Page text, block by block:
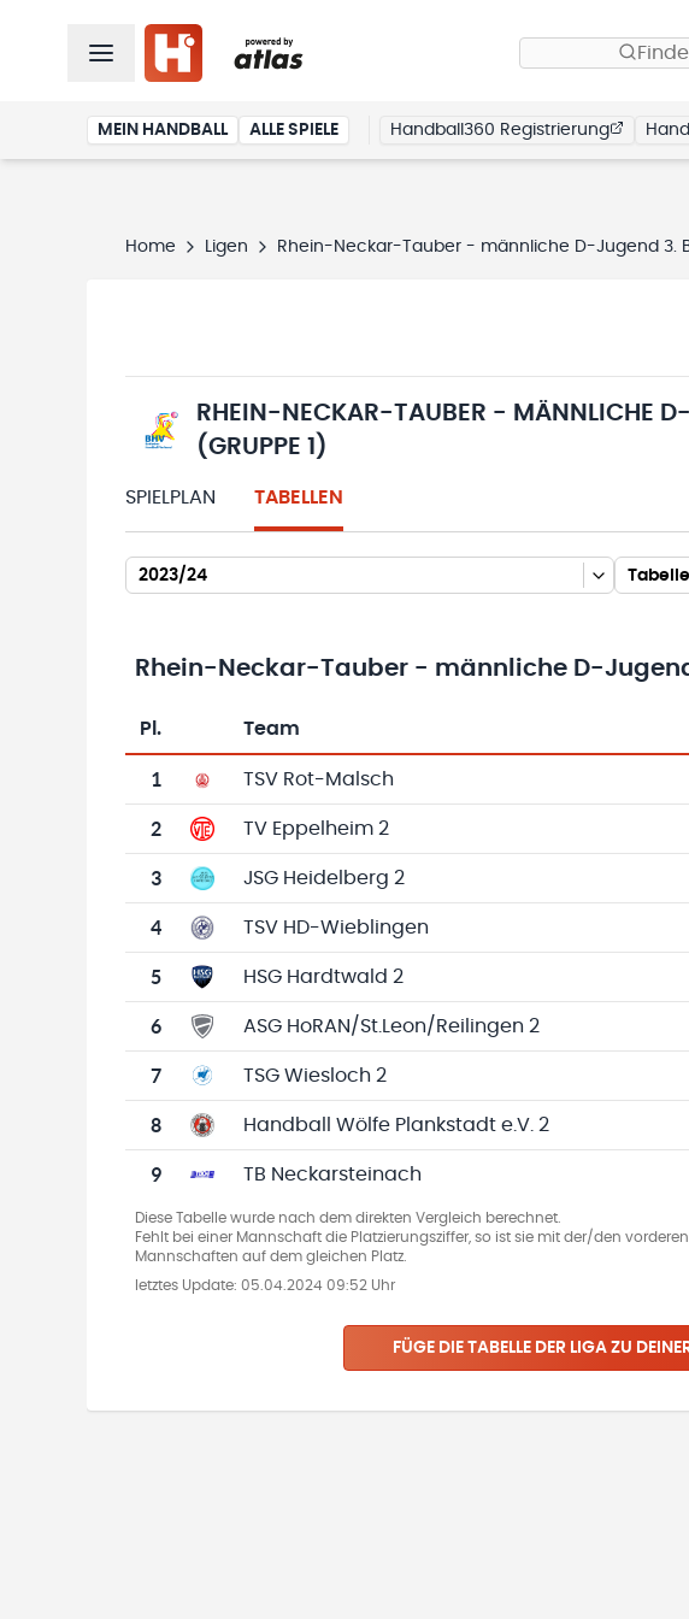
MEIN HANDBALL ALLE SPIELE Handball360 Registrierung
Home Ligen Rhein-Neckar-Tauber - männliche D-Jugend 3.
RHEIN-NECKAR-TAUBER - MÄNNLICHE
(GRUPPE 1)
SPIELPLAN TABELLEN
2023/24 Tabelle
Rhein-Neckar-Tauber - männliche D-
Tabelle mit Vereinsplatzierungen, Spielen, Toren und
Pl. Team
1 TSV Rot-Malsch
2 TV Eppelheim 2
3 JSG Heidelberg 2
4 TSV HD-Wieblingen
5 HSG Hardtwald 2
6 ASG HoRAN/St.Leon/Reilingen 2
7 TSG Wiesloch 2
8 Handball Wölfe Plankstadt e.V. 2
9 TB Neckarsteinach
Diese Tabelle wurde nach dem direkten Vergleich berechnet.
Fehlt bei einer Mannschaft die Platzierungsziffer, so ist sie mit der/den vorderen
Mannschaften auf dem gleichen Platz.
letztes Update: 05.04.2024 09:52 Uhr
FÜGE DIE TABELLE DER LIGA ZU